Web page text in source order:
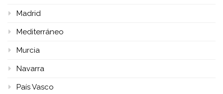
Madrid
Mediterráneo
Murcia
Navarra
País Vasco